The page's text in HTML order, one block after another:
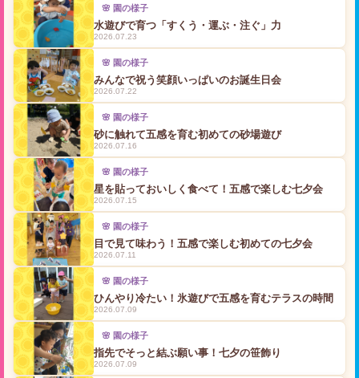
🌸 園の様子
水遊びで育つ「すくう・運ぶ・注ぐ」力
2026.07.23
🌸 園の様子
みんなで祝う笑顔いっぱいのお誕生日会
2026.07.22
🌸 園の様子
砂に触れて五感を育む初めての砂場遊び
2026.07.16
🌸 園の様子
星を貼っておいしく食べて！五感で楽しむ七夕会
2026.07.15
🌸 園の様子
目で見て味わう！五感で楽しむ初めての七夕会
2026.07.11
🌸 園の様子
ひんやり冷たい！氷遊びで五感を育むテラスの時間
2026.07.09
🌸 園の様子
指先でそっと結ぶ願い事！七夕の笹飾り
2026.07.09